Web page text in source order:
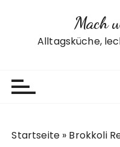
Mach
Alltagsküche,
Startseite » Brokkoli